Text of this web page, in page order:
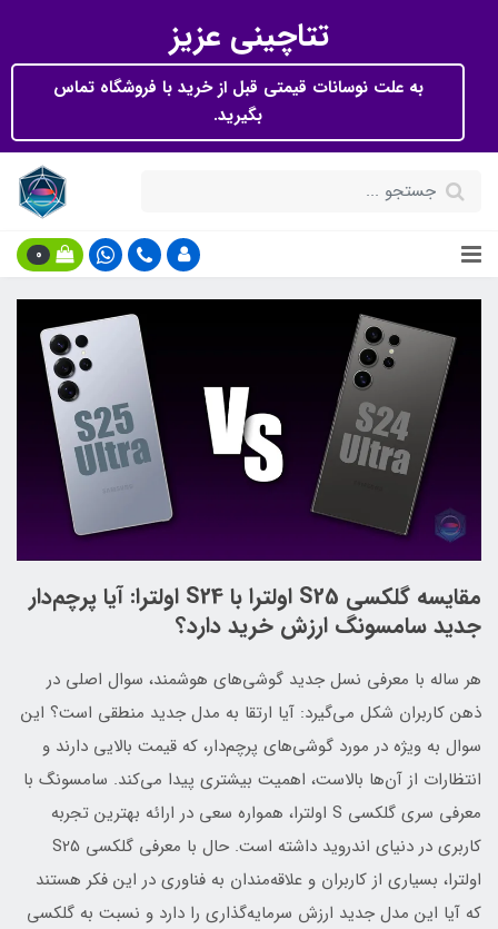
تتاچینی عزیز
به علت نوسانات قیمتی قبل از خرید با فروشگاه تماس
بگیرید.
0
مقایسه گلکسی S25 اولترا با S24 اولترا: آیا پرچم‌دار
جدید سامسونگ ارزش خرید دارد؟
هر ساله با معرفی نسل جدید گوشی‌های هوشمند، سوال اصلی در
ذهن کاربران شکل می‌گیرد: آیا ارتقا به مدل جدید منطقی است؟ این
سوال به ویژه در مورد گوشی‌های پرچم‌دار، که قیمت بالایی دارند و
انتظارات از آن‌ها بالاست، اهمیت بیشتری پیدا می‌کند. سامسونگ با
معرفی سری گلکسی S اولترا، همواره سعی در ارائه بهترین تجربه
کاربری در دنیای اندروید داشته است. حال با معرفی گلکسی S25
اولترا، بسیاری از کاربران و علاقه‌مندان به فناوری در این فکر هستند
که آیا این مدل جدید ارزش سرمایه‌گذاری را دارد و نسبت به گلکسی